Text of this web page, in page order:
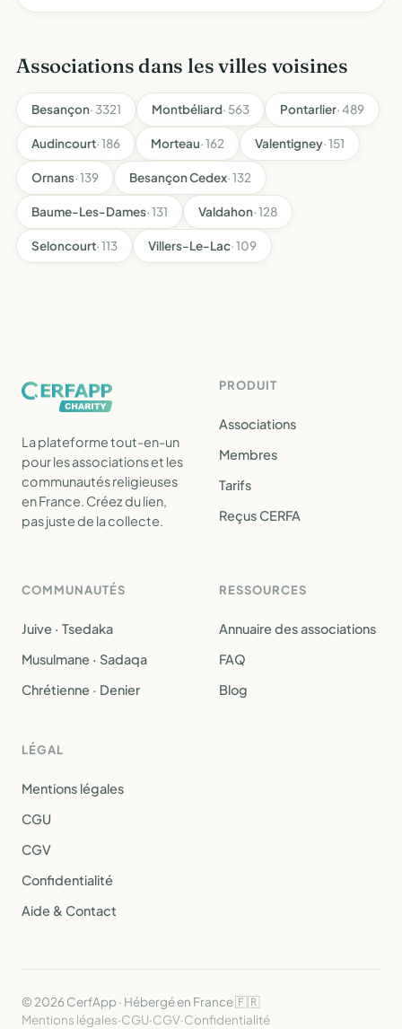
Associations dans les villes voisines
Besançon· 3321 Montbéliard· 563 Pontarlier· 489
Audincourt· 186 Morteau· 162 Valentigney· 151
Ornans· 139 Besançon Cedex· 132
Baume-Les-Dames· 131 Valdahon· 128
Seloncourt· 113 Villers-Le-Lac· 109
La plateforme tout-en-un
pour les associations et les
communautés religieuses
en France. Créez du lien,
pas juste de la collecte.
PRODUIT
Associations
Membres
Tarifs
Reçus CERFA
COMMUNAUTÉS
Juive · Tsedaka
Musulmane · Sadaqa
Chrétienne · Denier
RESSOURCES
Annuaire des associations
FAQ
Blog
LÉGAL
Mentions légales
CGU
CGV
Confidentialité
Aide & Contact
© 2026 CerfApp · Hébergé en France 🇫🇷
Mentions légales·CGU·CGV·Confidentialité